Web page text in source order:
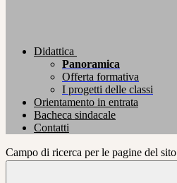
Didattica
Panoramica
Offerta formativa
I progetti delle classi
Orientamento in entrata
Bacheca sindacale
Contatti
Campo di ricerca per le pagine del sito